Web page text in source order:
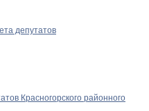
депутатов
Красногорского районного